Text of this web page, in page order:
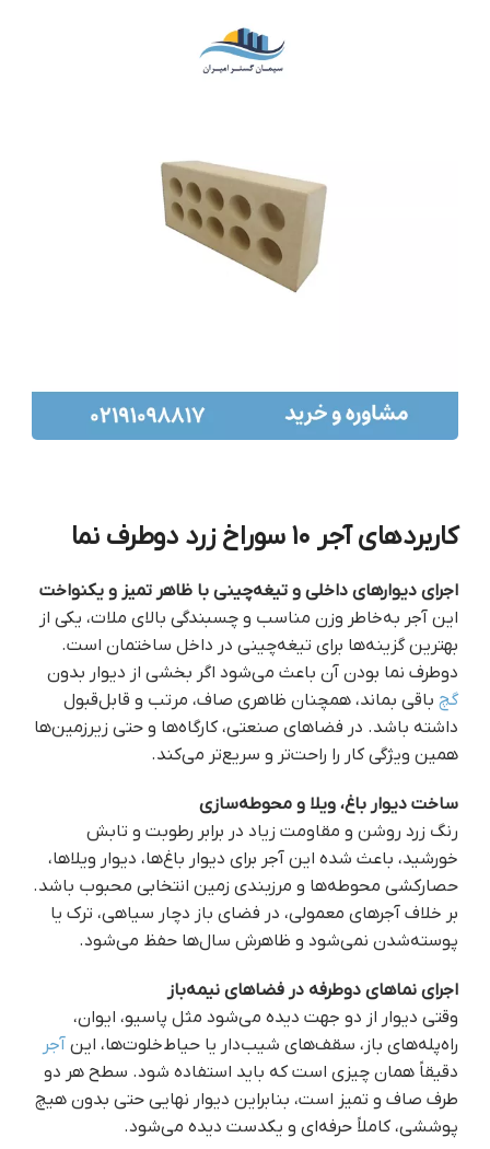
کاربردهای آجر ۱۰ سوراخ زرد دوطرف نما
اجرای دیوارهای داخلی و تیغه‌چینی با ظاهر تمیز و یکنواخت
این آجر به‌خاطر وزن مناسب و چسبندگی بالای ملات، یکی از
بهترین گزینه‌ها برای تیغه‌چینی در داخل ساختمان است.
دوطرف نما بودن آن باعث می‌شود اگر بخشی از دیوار بدون
گچ باقی بماند، همچنان ظاهری صاف، مرتب و قابل‌قبول
داشته باشد. در فضاهای صنعتی، کارگاه‌ها و حتی زیرزمین‌ها
همین ویژگی کار را راحت‌تر و سریع‌تر می‌کند.
ساخت دیوار باغ، ویلا و محوطه‌سازی
رنگ زرد روشن و مقاومت زیاد در برابر رطوبت و تابش
خورشید، باعث شده این آجر برای دیوار باغ‌ها، دیوار ویلاها،
حصارکشی محوطه‌ها و مرزبندی زمین انتخابی محبوب باشد.
بر خلاف آجرهای معمولی، در فضای باز دچار سیاهی، ترک یا
پوسته‌شدن نمی‌شود و ظاهرش سال‌ها حفظ می‌شود.
اجرای نماهای دوطرفه در فضاهای نیمه‌باز
وقتی دیوار از دو جهت دیده می‌شود مثل پاسیو، ایوان،
راه‌پله‌های باز، سقف‌های شیب‌دار یا حیاط‌خلوت‌ها، این آجر
دقیقاً همان چیزی است که باید استفاده شود. سطح هر دو
طرف صاف و تمیز است، بنابراین دیوار نهایی حتی بدون هیچ
پوششی، کاملاً حرفه‌ای و یکدست دیده می‌شود.